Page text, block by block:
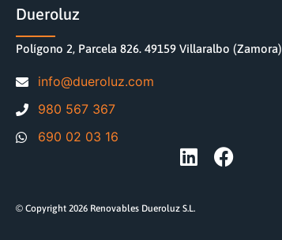
Dueroluz
Polígono 2, Parcela 826. 49159 Villaralbo (Zamora)
moc.zuloreud@ofni
980 567 367
690 02 03 16
© Copyright 2026 Renovables Dueroluz S.L.